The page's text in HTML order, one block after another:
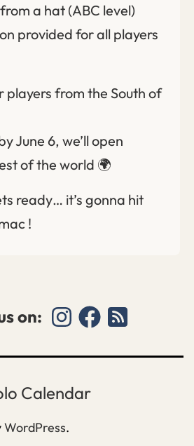
a hat (ABC level)
provided for all players
players from the South of
June 6, we’ll open
of the world 🌍
ready… it’s gonna hit
!
on:
Calendar
WordPress.